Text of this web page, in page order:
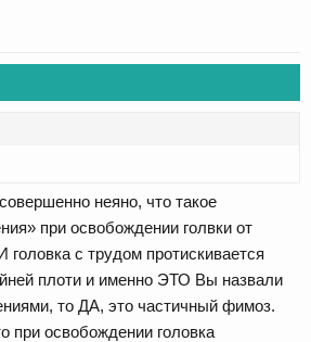
неяно, что такое
при освобождении голвки от
с трудом протискивается
плоти и именно ЭТО Вы назвали
то ДА, это частичный фимоз.
при освобождении головка